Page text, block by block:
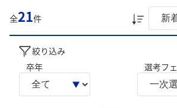
全21件
絞り込み
卒年
選考フ